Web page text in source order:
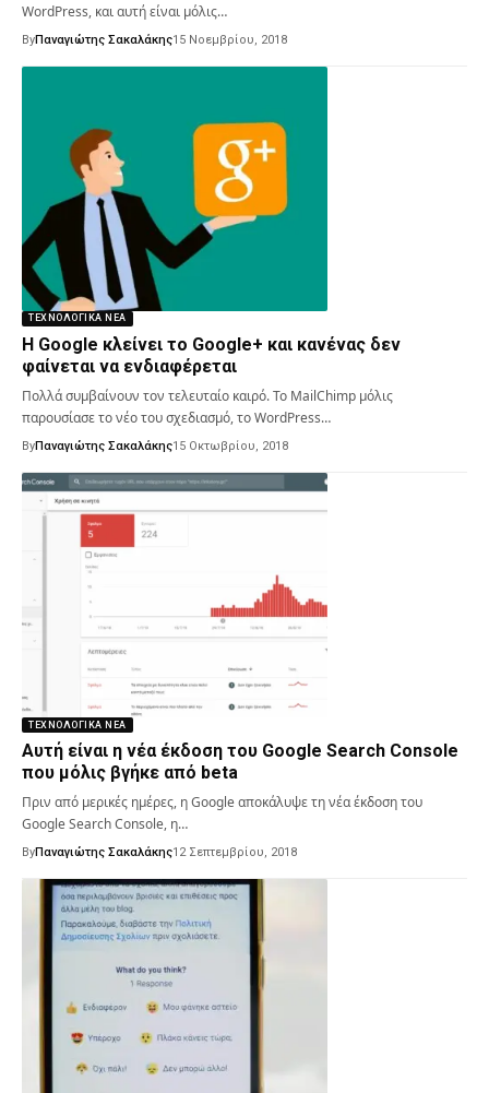
WordPress, και αυτή είναι μόλις…
ByΠαναγιώτης Σακαλάκης15 Νοεμβρίου, 2018
ΤΕΧΝΟΛΟΓΙΚΆ ΝΈΑ
Η Google κλείνει το Google+ και κανένας δεν
φαίνεται να ενδιαφέρεται
Πολλά συμβαίνουν τον τελευταίο καιρό. Το MailChimp μόλις
παρουσίασε το νέο του σχεδιασμό, το WordPress…
ByΠαναγιώτης Σακαλάκης15 Οκτωβρίου, 2018
ΤΕΧΝΟΛΟΓΙΚΆ ΝΈΑ
Αυτή είναι η νέα έκδοση του Google Search Console
που μόλις βγήκε από beta
Πριν από μερικές ημέρες, η Google αποκάλυψε τη νέα έκδοση του
Google Search Console, η…
ByΠαναγιώτης Σακαλάκης12 Σεπτεμβρίου, 2018